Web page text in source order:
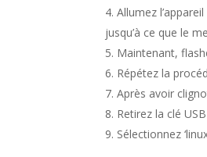
Allumez
jusqu’à ce que le
Maintenant,
Répétez la
Après avoir
Retirez la clé USB
Sélectionnez